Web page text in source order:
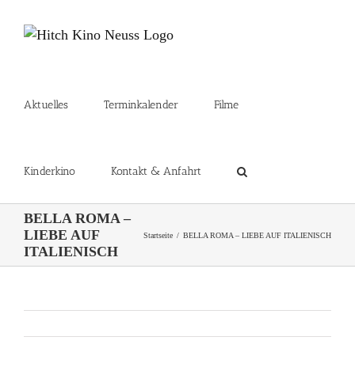
Inhalt
Aktuelles Terminkalender Filme
Kinderkino Kontakt & Anfahrt
BELLA ROMA –
LIEBE AUF
ITALIENISCH
Startseite BELLA ROMA – LIEBE AUF ITALIENISCH